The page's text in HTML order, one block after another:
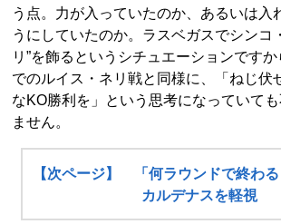
う点。力が入っていたのか、あるいは入
うにしていたのか。ラスベガスでシンコ
リ”を飾るというシチュエーションです
でのルイス・ネリ戦と同様に、「ねじ伏
なKO勝利を」という思考になっていて
ません。
【次ページ】 「何ラウンドで終わ
カルデナスを軽視